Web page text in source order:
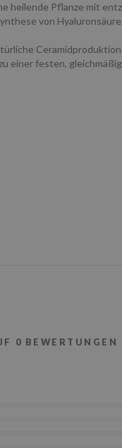
heilende Pflanze mit
von
einer festen,
0 BEWERTUNGEN